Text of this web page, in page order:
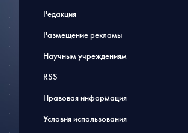
Редакция
Размещение рекламы
Научным учреждениям
RSS
Правовая информация
Условия использования